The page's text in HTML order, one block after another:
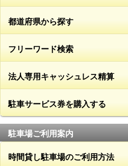
都道府県から探す
フリーワード検索
法人専用キャッシュレス精算
駐車サービス券を購入する
駐車場ご利用案内
時間貸し駐車場のご利用方法